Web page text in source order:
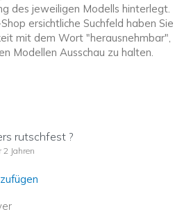
des jeweiligen Modells hinterlegt.
ersichtliche Suchfeld haben Sie
mit dem Wort "herausnehmbar",
Modellen Ausschau zu halten.
rutschfest ?
2 Jahren